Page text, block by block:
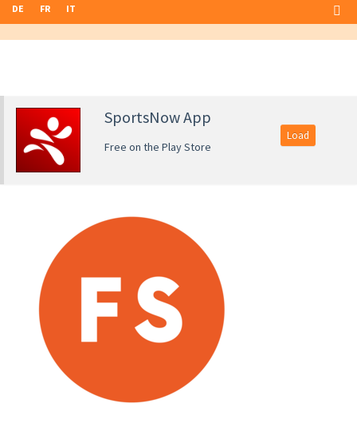
DE FR IT
SportsNow App
Free on the Play Store
Load